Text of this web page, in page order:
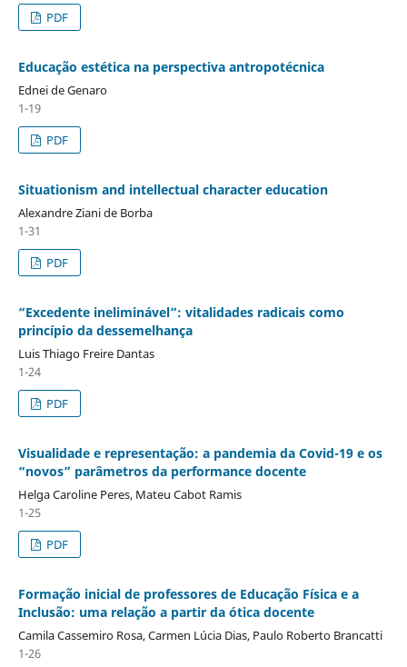
PDF
Educação estética na perspectiva antropotécnica
Ednei de Genaro
1-19
PDF
Situationism and intellectual character education
Alexandre Ziani de Borba
1-31
PDF
“Excedente ineliminável”: vitalidades radicais como
princípio da dessemelhança
Luis Thiago Freire Dantas
1-24
PDF
Visualidade e representação: a pandemia da Covid-19 e os
“novos” parâmetros da performance docente
Helga Caroline Peres, Mateu Cabot Ramis
1-25
PDF
Formação inicial de professores de Educação Física e a
Inclusão: uma relação a partir da ótica docente
Camila Cassemiro Rosa, Carmen Lúcia Dias, Paulo Roberto Brancatti
1-26